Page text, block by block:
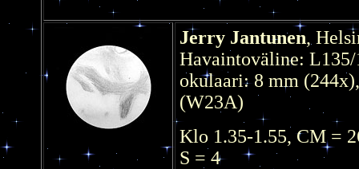
Jerry Jantunen,
Havaintoväline: L135/
okulaari: 8 mm
(W23A)
Klo 1.35-1.55, CM =
S = 4